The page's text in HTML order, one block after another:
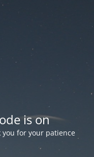
is on
for your patience!